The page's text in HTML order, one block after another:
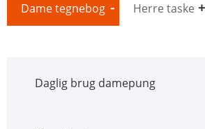
Dame tegnebog Herre taske
Daglig brug damepung